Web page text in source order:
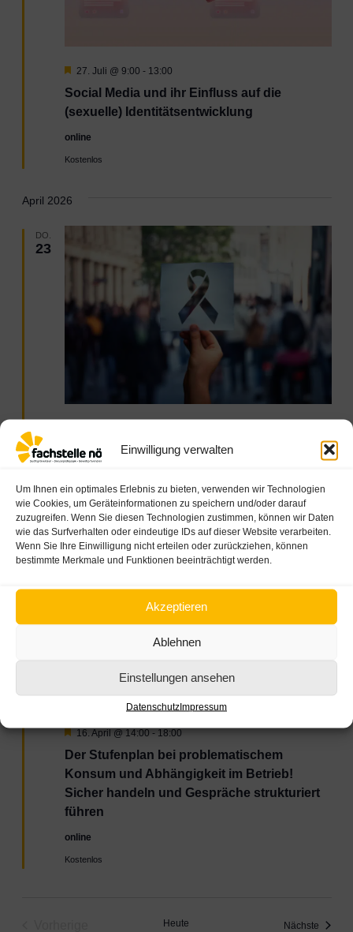
Einwilligung verwalten
Um Ihnen ein optimales Erlebnis zu bieten, verwenden wir Technologien
wie Cookies, um Geräteinformationen zu speichern und/oder darauf
zuzugreifen. Wenn Sie diesen Technologien zustimmen, können wir Daten
wie das Surfverhalten oder eindeutige IDs auf dieser Website verarbeiten.
Wenn Sie Ihre Einwilligung nicht erteilen oder zurückziehen, können
bestimmte Merkmale und Funktionen beeinträchtigt werden.
Akzeptieren
Ablehnen
Einstellungen ansehen
DatenschutzImpressum
Social Media und ihr Einfluss auf die
(sexuelle) Identitätsentwicklung
Hervorgehoben
27. Juli @ 9:00 - 13:00
online
Kostenlos
April 2026
DO.
23
HIV Sucht Drogen
Kostenlos
16
Der Stufenplan bei problematischem
Konsum und Abhängigkeit im Betrieb!
Sicher handeln und Gespräche strukturiert
führen
Hervorgehoben
16. April @ 14:00 - 18:00
online
Kostenlos
Heute Nächste